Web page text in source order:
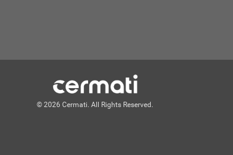
© 2026 Cermati. All Rights Reserved.